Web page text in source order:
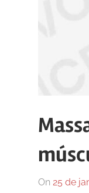
On 25 de